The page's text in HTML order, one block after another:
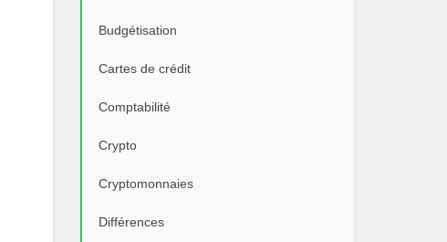
Budgétisation
Cartes de crédit
Comptabilité
Crypto
Cryptomonnaies
Différences